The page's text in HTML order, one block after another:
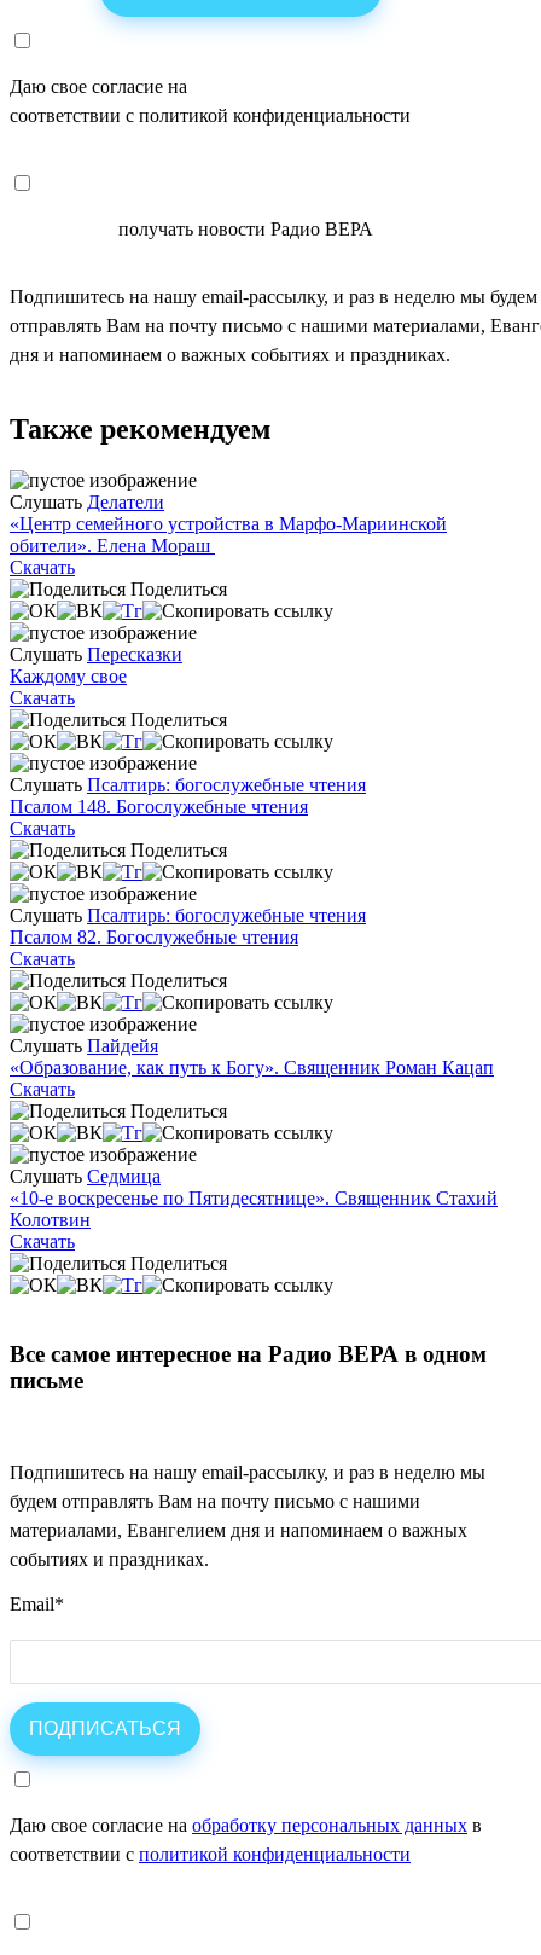
Даю свое согласие на
соответствии с политикой конфиденциальности
получать новости Радио ВЕРА
Подпишитесь на нашу email-рассылку, и раз в неделю мы будем
отправлять Вам на почту письмо с нашими материалами,
дня и напоминаем о важных событиях и праздниках.
Также рекомендуем
Слушать Делатели
«Центр семейного устройства в Марфо-Мариинской
обители». Елена Мораш
Скачать
Поделиться
Слушать Пересказки
Каждому свое
Скачать
Поделиться
Слушать Псалтирь: богослужебные чтения
Псалом 148. Богослужебные чтения
Скачать
Поделиться
Слушать Псалтирь: богослужебные чтения
Псалом 82. Богослужебные чтения
Скачать
Поделиться
Слушать Пайдейя
«Образование, как путь к Богу». Священник Роман Кацап
Скачать
Поделиться
Слушать Седмица
«10-е воскресенье по Пятидесятнице». Священник Стахий
Колотвин
Скачать
Поделиться
Все самое интересное на Радио ВЕРА в одном
письме
Подпишитесь на нашу email-рассылку, и раз в неделю мы
будем отправлять Вам на почту письмо с нашими
материалами, Евангелием дня и напоминаем о важных
событиях и праздниках.
Email*
Даю свое согласие на обработку персональных данных в
соответствии с политикой конфиденциальности